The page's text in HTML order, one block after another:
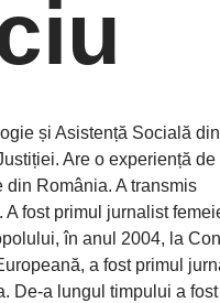
și Asistență Socială din
Are o experiență de
România. A transmis
fost primul jurnalist
în anul 2004, la
a fost primul
De-a lungul timpului a fost